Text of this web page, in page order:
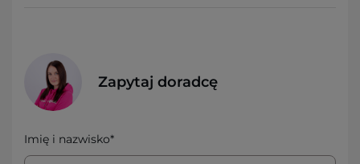
Zapytaj doradcę
Imię i nazwisko*